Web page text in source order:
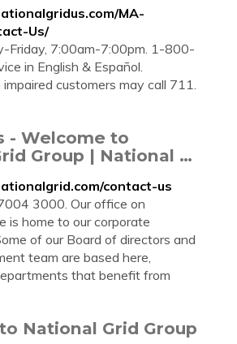
MA-
Us/
Friday, 7:00am-7:00pm. 1-800-
in English & Español.
customers may call 711.
- Welcome to
Group | National …
contact-us
3000. Our office on
is home to our corporate
of our Board of directors and
team are based here,
that benefit from
National Grid Group